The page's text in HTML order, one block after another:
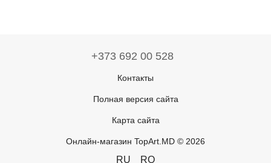
+373 692 00 528
Контакты
Полная версия сайта
Карта сайта
Онлайн-магазин TopArt.MD © 2026
RU RO